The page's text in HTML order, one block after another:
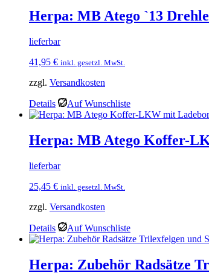
Herpa: MB Atego `13
lieferbar
41,95 € inkl. gesetzl. MwSt.
zzgl. Versandkosten
Details Auf Wunschliste
Herpa: MB Atego Koffer-
lieferbar
25,45 € inkl. gesetzl. MwSt.
zzgl. Versandkosten
Details Auf Wunschliste
Herpa: Zubehör Radsätze